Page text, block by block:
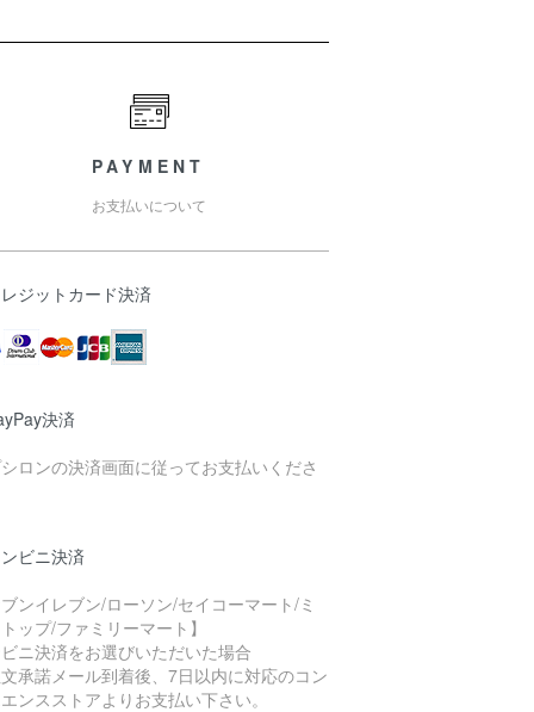
PAYMENT
お支払いについて
ジットカード決済
決済
ロンの決済画面に従ってお支払いくださ
ビニ決済
ブンイレブン/ローソン/セイコーマート/ミ
ップ/ファミリーマート】
ニ決済をお選びいただいた場合
承諾メール到着後、7日以内に対応のコン
ンスストアよりお支払い下さい。